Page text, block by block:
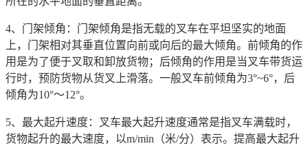
4、门架倾角：门架倾角是指无载的叉车在平坦坚实的地面
上，门架相对其垂直位置向前或向后的最大倾角。前倾角的作
用是为了便于叉取和卸放货物；后倾角的作用是当叉车带货运
行时，预防货物从货叉上滑落。一般叉车前倾角为3°~6°，后
倾角为10°～12°。
5、最大起升速度：叉车最大起升速度通常是指叉车满载时，
货物起升的最大速度，以m/min（米/分）表示。提高最大起升